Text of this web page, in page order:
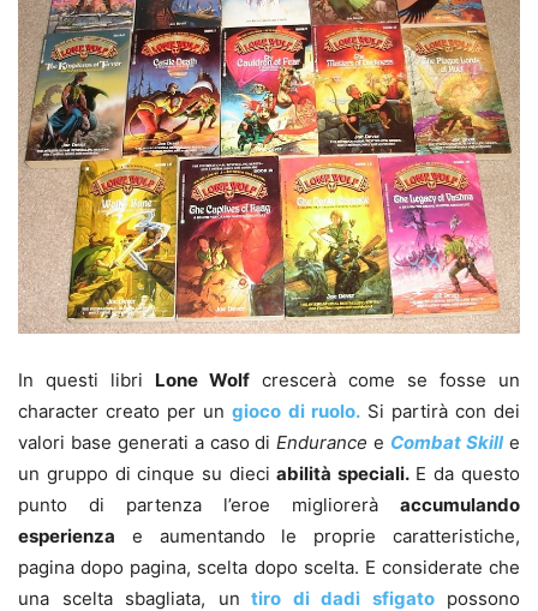
In questi libri Lone Wolf crescerà come se fosse un
character creato per ungioco di ruolo.Si partirà con dei
valori base generati a caso diEndurancee Combat Skille
un gruppo di cinque su dieci abilità speciali.E da questo
punto di partenza l’eroe migliorerà accumulando
esperienza e aumentando le proprie caratteristiche,
pagina dopo pagina, scelta dopo scelta. E considerate che
una scelta sbagliata, un tiro di dadi sfigatopossono